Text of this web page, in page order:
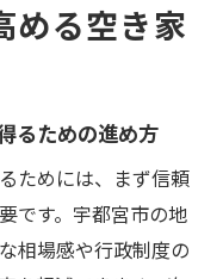
める空き家
るための進め方
ためには、まず信頼
です。宇都宮市の地
相場感や行政制度の